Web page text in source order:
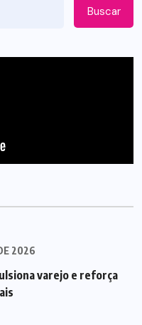
Buscar
2026
varejo e reforça